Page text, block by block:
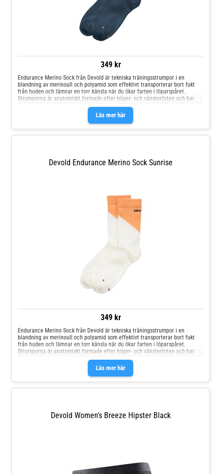
349 kr
Läs mer här
Endurance Merino Sock från Devold är tekniska träningsstrumpor i en
blandning av merinoull och polyamid som effektivt transporterar bort fukt
från huden och lämnar en torr känsla när du ökar farten i löparspåret.
Strumporna är anatomiskt formade efter höger- och vänsterfoten och har
ribbstickat band som håller dem säkert på plats. Tillverkade av merinoull och
polyamid Effektiv fukttransport Snabbtorkande Anatomiskt formade
Förstärkt häl och tå Ribbstickat band runt hålfoten Material: 53 % ull, 44 %
Devold Endurance Merino Sock Sunrise
349 kr
Läs mer här
Endurance Merino Sock från Devold är tekniska träningsstrumpor i en
blandning av merinoull och polyamid som effektivt transporterar bort fukt
från huden och lämnar en torr känsla när du ökar farten i löparspåret.
Strumporna är anatomiskt formade efter höger- och vänsterfoten och har
ribbstickat band som håller dem säkert på plats. Tillverkade av merinoull och
polyamid Effektiv fukttransport Snabbtorkande Anatomiskt formade
Förstärkt häl och tå Ribbstickat band runt hålfoten Material: 53 % ull, 44 %
Devold Women's Breeze Hipster Black